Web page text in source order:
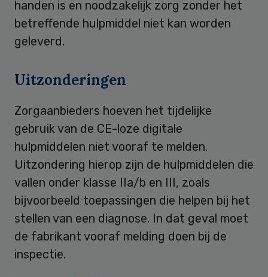
handen is en noodzakelijk zorg zonder het
betreffende hulpmiddel niet kan worden
geleverd.
Uitzonderingen
Zorgaanbieders hoeven het tijdelijke
gebruik van de CE-loze digitale
hulpmiddelen niet vooraf te melden.
Uitzondering hierop zijn de hulpmiddelen die
vallen onder klasse IIa/b en III, zoals
bijvoorbeeld toepassingen die helpen bij het
stellen van een diagnose. In dat geval moet
de fabrikant vooraf melding doen bij de
inspectie.